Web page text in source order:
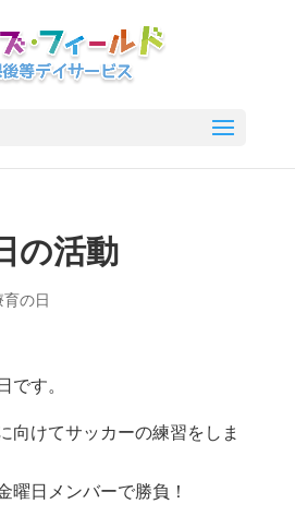
の活動
の日
です。
向けてサッカーの練習をしま
曜日メンバーで勝負！